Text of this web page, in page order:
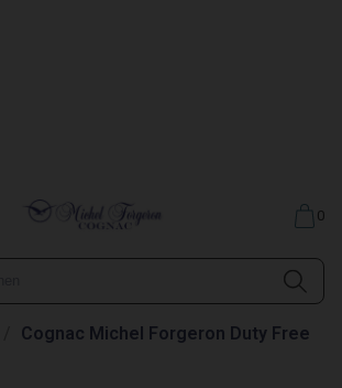
0
Cognac Michel Forgeron Duty Free